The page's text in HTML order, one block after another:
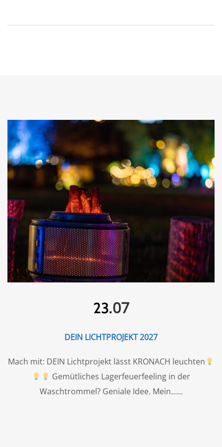
23.07
DEIN LICHTPROJEKT 2027
Mach mit: DEIN Lichtprojekt lässt KRONACH leuchten
Gemütliches Lagerfeuerfeeling in der
Waschtrommel? Geniale Idee. Mein...